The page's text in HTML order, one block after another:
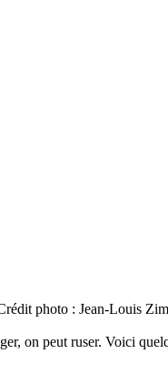
photo : Jean-Louis
on peut ruser. Voici